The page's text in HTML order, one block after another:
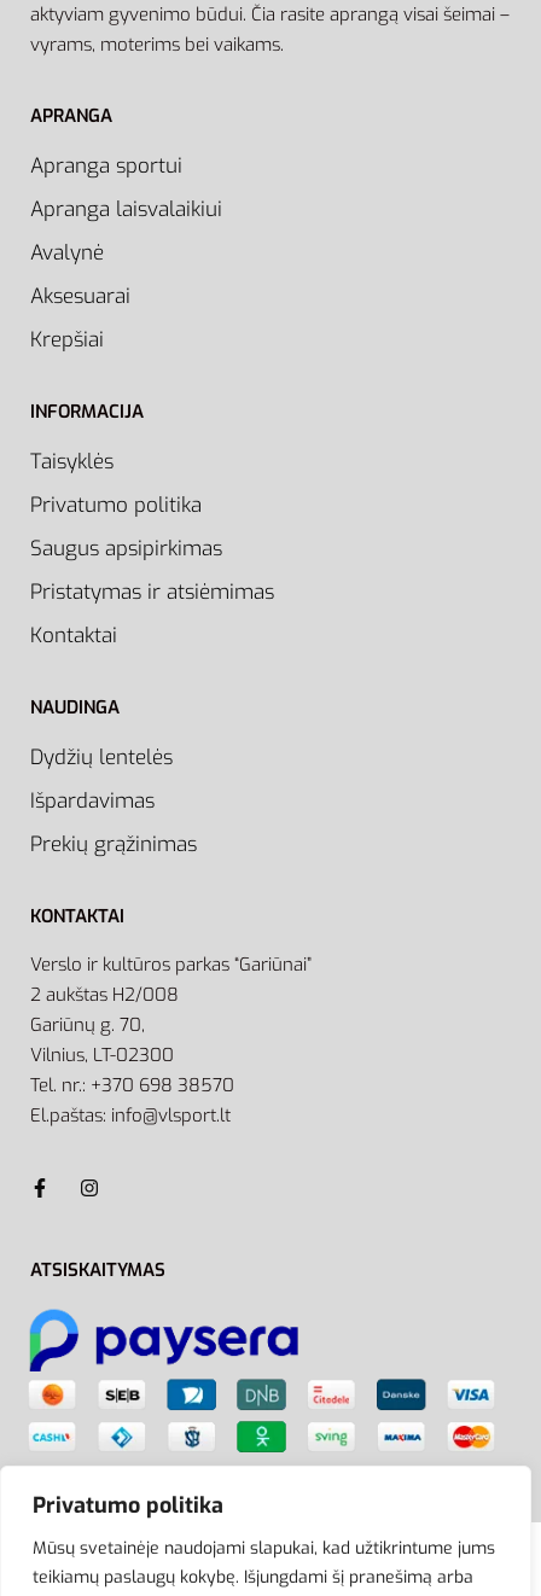
Privatumo politika
Mūsų svetainėje naudojami slapukai, kad užtikrintume jums
teikiamų paslaugų kokybę. Išjungdami šį pranešimą arba
aktyviam gyvenimo būdui. Čia rasite aprangą visai šeimai –
vyrams, moterims bei vaikams.
APRANGA
Apranga sportui
Apranga laisvalaikiui
Avalynė
Aksesuarai
Krepšiai
INFORMACIJA
Taisyklės
Privatumo politika
Saugus apsipirkimas
Pristatymas ir atsiėmimas
Kontaktai
NAUDINGA
Dydžių lentelės
Išpardavimas
Prekių grąžinimas
KONTAKTAI
Verslo ir kultūros parkas “Gariūnai”
2 aukštas H2/008
Gariūnų g. 70,
Vilnius, LT-02300
Tel. nr.: +370 698 38570
El.paštas: info@vlsport.lt
ATSISKAITYMAS
© VLSport. 2026. Visos teisės saugomos.